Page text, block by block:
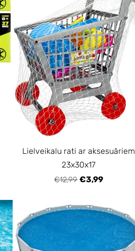
Lielveikalu rati ar aksesuāriem
23x30x17
€12,99 €3,99